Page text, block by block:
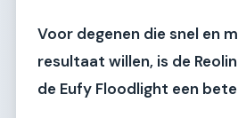
Voor degenen die snel en
resultaat willen, is de
de Eufy Floodlight een